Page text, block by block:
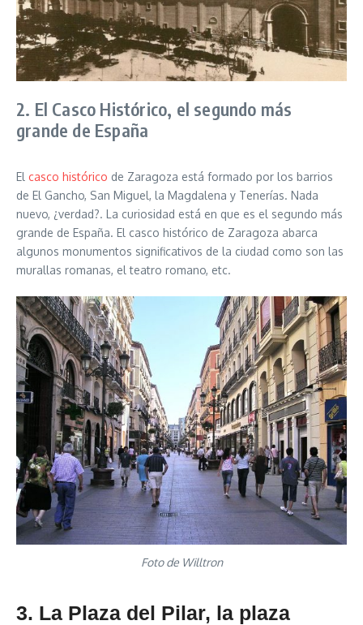
2. El Casco Histórico, el segundo más
grande de España
El casco histórico de Zaragoza está formado por los barrios
de El Gancho, San Miguel, la Magdalena y Tenerías. Nada
nuevo, ¿verdad?. La curiosidad está en que es el segundo más
grande de España. El casco histórico de Zaragoza abarca
algunos monumentos significativos de la ciudad como son las
murallas romanas, el teatro romano, etc.
Foto de Willtron
3. La Plaza del Pilar, la plaza